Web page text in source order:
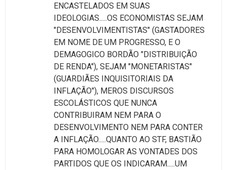
ENCASTELADOS EM SUAS
IDEOLOGIAS.....OS ECONOMISTAS SEJAM
"DESENVOLVIMENTISTAS" (GASTADORES
EM NOME DE UM PROGRESSO, E O
DEMAGOGICO BORDÃO "DISTRIBUIÇÃO
DE RENDA"), SEJAM "MONETARISTAS"
(GUARDIÃES INQUISITORIAIS DA
INFLAÇÃO"), MEROS DISCURSOS
ESCOLÁSTICOS QUE NUNCA
CONTRIBUIRAM NEM PARA O
DESENVOLVIMENTO NEM PARA CONTER
A INFLAÇÃO.....QUANTO AO STF, BASTIÃO
PARA HOMOLOGAR AS VONTADES DOS
PARTIDOS QUE OS INDICARAM.....UM